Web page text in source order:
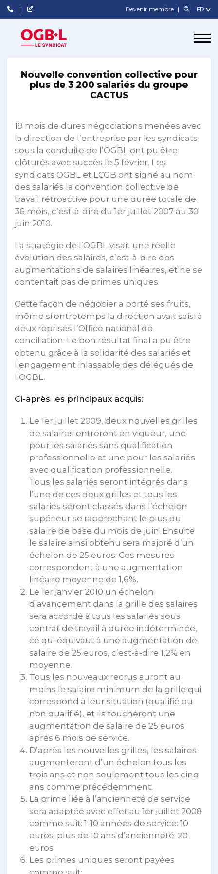
Devenir membre
Nouvelle convention collective pour
plus de 3 200 salariés du groupe
CACTUS
19 mois de dures négociations menées avec
la direction de l’entreprise par les syndicats
sous la conduite de l’OGBL ont pu être
clôturés avec succès le 5 février. Les
syndicats OGBL et LCGB ont signé au nom
des salariés la convention collective de
travail rétroactive pour une durée totale de
36 mois, c’est-à-dire du 1er juillet 2007 au 30
juin 2010.
La stratégie de l’OGBL visait une réelle
évolution des salaires, c’est-à-dire des
augmentations de salaires linéaires, et ne se
contentait pas de primes uniques.
Cette façon de négocier a porté ses fruits,
même si entretemps la direction avait saisi à
deux reprises l’Office national de
conciliation. Le bon résultat final a pu être
obtenu grâce à la solidarité des salariés et
l’engagement inlassable des délégués de
l’OGBL.
Ci-après les principaux acquis:
Le 1er juillet 2009, deux nouvelles grilles
de salaires entreront en vigueur, une
pour les salariés sans qualification
professionnelle et une pour les salariés
avec qualification professionnelle.
Tous les salariés seront intégrés dans
l’une de ces deux grilles et tous les
salariés seront classés dans l’échelon
supérieur se rapprochant le plus du
salaire de base du mois de juin. Ensuite
le salaire ainsi obtenu sera majoré d’un
échelon de 25 euros. Ces mesures
correspondent à une augmentation
linéaire moyenne de 1,6%.
Le 1er janvier 2010 un échelon
d’avancement dans la grille des salaires
sera accordé à tous les salariés sous
contrat de travail à durée indéterminée,
ce qui équivaut à une augmentation de
salaire de 25 euros, c’est-à-dire 1,2% en
moyenne.
Tous les nouveaux recrus auront au
moins le salaire minimum de la grille qui
correspond à leur situation (qualifié ou
non qualifié), et ils toucheront une
augmentation de salaire de 25 euros
après 6 mois de service.
D’après les nouvelles grilles, les salaires
augmenteront d’un échelon tous les
trois ans et non seulement tous les cinq
ans comme précédemment.
La prime liée à l’ancienneté de service
sera adaptée avec effet au 1er juillet 2008
comme suit: 1-10 années de service: 10
euros; plus de 10 ans d’ancienneté: 20
euros.
Les primes uniques seront payées
comme suit: